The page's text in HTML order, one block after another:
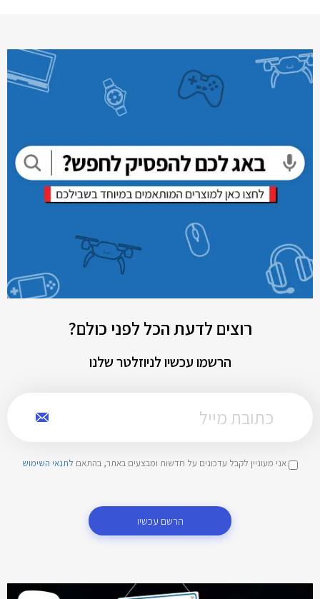
רוצים לדעת הכל לפני כולם?
הרשמו עכשיו לניוזלטר שלנו
אני מעוניין לקבל עדכונים על חדשות ומבצעים באתר, בהתאם לתנאי השימוש
הרשם עכשיו